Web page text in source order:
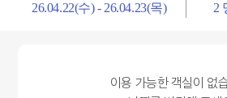
26.04.22(수) - 26.04.23(목) 2
이용 가능한 객실이 없